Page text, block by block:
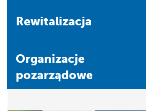
Rewitalizacja
Organizacje
pozarządowe